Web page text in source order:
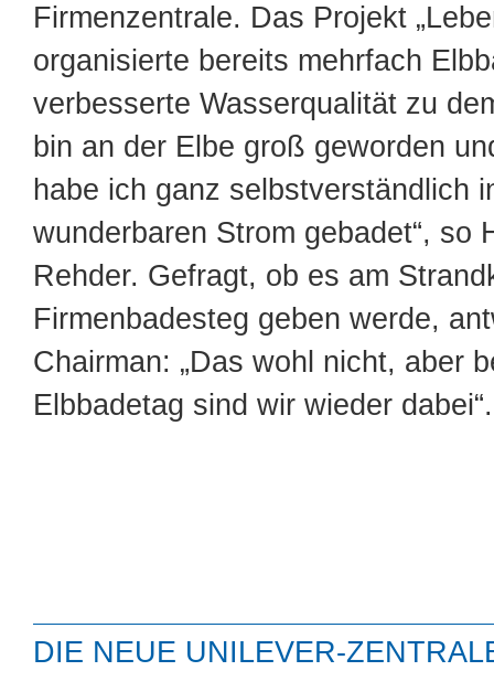
Firmenzentrale. Das Projekt
organisierte bereits mehrfach
verbesserte Wasserqualität zu
bin an der Elbe groß geworden
habe ich ganz selbstverständlich
wunderbaren Strom gebadet“, so
Rehder. Gefragt, ob es am
Firmenbadesteg geben werde,
Chairman: „Das wohl nicht, aber
Elbbadetag sind wir wieder dabei“.
DIE NEUE UNILEVER-